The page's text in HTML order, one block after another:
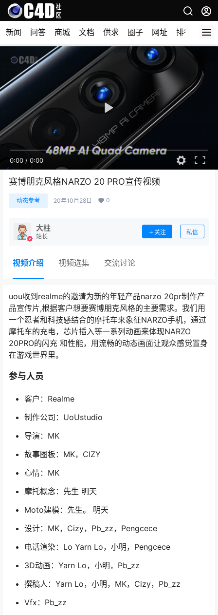
新闻 问答 商城 文档 供求 圈子 网址 排行榜
0:00 / 0:00
赛博朋克风格NARZO 20 PRO宣传视频
动态参考 20年10月28日 0
大柱
站长
关注 私信
视频介绍 视频选集 交流讨论
uou收到realme的邀请为新的年轻产品narzo 20pr制作产
品宣传片,根据客户想要赛博朋克风格的主要需求。我们用
一个忍者和科技感结合的摩托车来象征NARZO手机，通过
摩托车的充电，芯片插入等一系列动画来体现NARZO
20PRO的闪充 和性能，用流畅的动态画面让观众感觉置身
在游戏世界里。
参与人员
客户：Realme
制作公司：UoUstudio
导演：MK
故事图板：MK，CIZY
心情：MK
摩托概念：先生 明天
Moto建模：先生。 明天
设计：MK，Cizy，Pb_zz，Pengcece
电话渲染：Lo Yarn Lo，小明，Pengcece
3D动画：Yarn Lo，小明，Pb_zz
撰稿人：Yarn Lo，小明，MK，Cizy，Pb_zz
Vfx：Pb_zz